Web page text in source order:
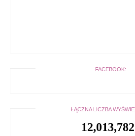
FACEBOOK:
ŁĄCZNA LICZBA
12,013,782